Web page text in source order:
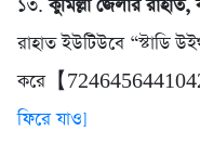
১৩.কুমিল্লা জেলার
রাহাত ইউটিউবে “স্টাডি
করে【
ফিরে যাও]